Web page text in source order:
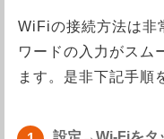
WiFiの接続方法は非
ワードの入力がスム
ます。是非下記手順